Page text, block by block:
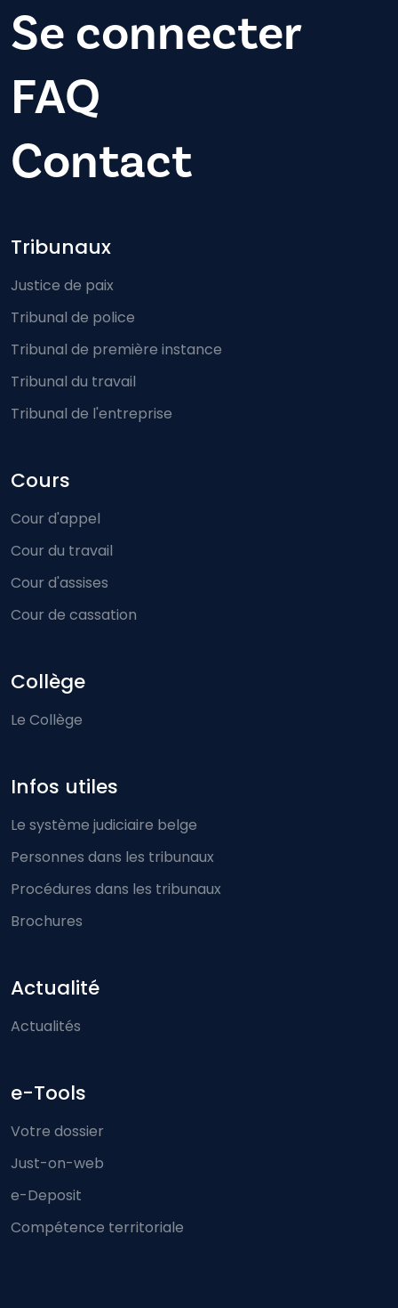
Se connecter
FAQ
Contact
Footer-menu
Tribunaux
Justice de paix
Tribunal de police
Tribunal de première instance
Tribunal du travail
Tribunal de l'entreprise
Cours
Cour d'appel
Cour du travail
Cour d'assises
Cour de cassation
Collège
Le Collège
Infos utiles
Le système judiciaire belge
Personnes dans les tribunaux
Procédures dans les tribunaux
Brochures
Actualité
Actualités
e-Tools
Votre dossier
Just-on-web
e-Deposit
Compétence territoriale